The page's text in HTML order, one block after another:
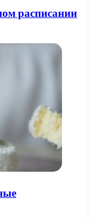
расписании